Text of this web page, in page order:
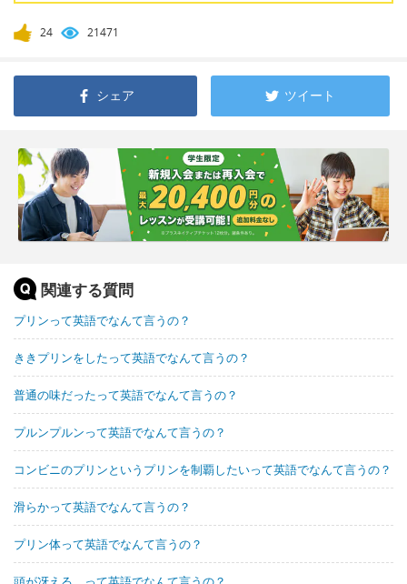
24 21471
シェア ツイート
関連する質問
プリンって英語でなんて言うの？
ききプリンをしたって英語でなんて言うの？
普通の味だったって英語でなんて言うの？
プルンプルンって英語でなんて言うの？
コンビニのプリンというプリンを制覇したいって英語でなんて言うの？
滑らかって英語でなんて言うの？
プリン体って英語でなんて言うの？